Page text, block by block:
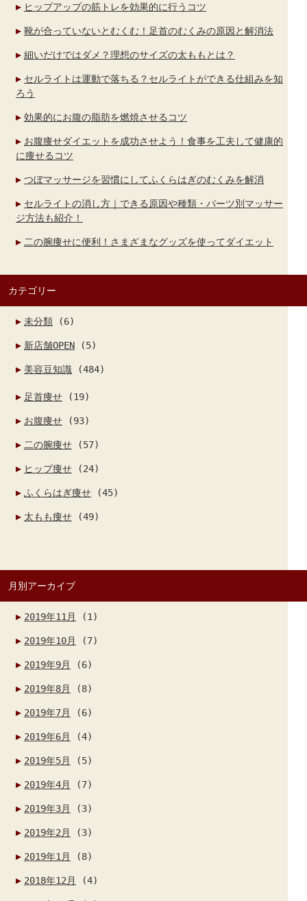
ヒップアップの筋トレを効果的に行うコツ
靴が合っていないとむくむ！足首のむくみの原因と解消法
細いだけではダメ？理想のサイズの太ももとは？
セルライトは運動で落ちる？セルライトができる仕組みを知
ろう
効果的にお腹の脂肪を燃焼させるコツ
お腹痩せダイエットを成功させよう！食事を工夫して健康的
に痩せるコツ
つぼマッサージを習慣にしてふくらはぎのむくみを解消
セルライトの消し方｜できる原因や種類・パーツ別マッサー
ジ方法も紹介！
二の腕痩せに便利！さまざまなグッズを使ってダイエット
カテゴリー
未分類 (6)
新店舗OPEN (5)
美容豆知識 (484)
足首痩せ (19)
お腹痩せ (93)
二の腕痩せ (57)
ヒップ痩せ (24)
ふくらはぎ痩せ (45)
太もも痩せ (49)
月別アーカイブ
2019年11月 (1)
2019年10月 (7)
2019年9月 (6)
2019年8月 (8)
2019年7月 (6)
2019年6月 (4)
2019年5月 (5)
2019年4月 (7)
2019年3月 (3)
2019年2月 (3)
2019年1月 (8)
2018年12月 (4)